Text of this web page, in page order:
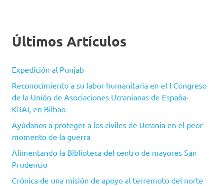
Últimos Artículos
Expedición al Punjab
Reconocimiento a su labor humanitaria en el I Congreso
de la Unión de Asociaciones Ucranianas de España-
KRAI, en Bilbao
Ayúdanos a proteger a los civiles de Ucrania en el peor
momento de la guerra
Alimentando la Biblioteca del centro de mayores San
Prudencio
Crónica de una misión de apoyo al terremoto del norte